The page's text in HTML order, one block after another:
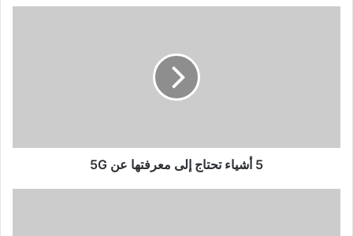
5 أشياء تحتاج إلى معرفتها عن 5G